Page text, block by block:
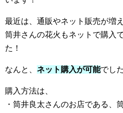
最近は、通販やネット販売が増
筒井さんの花火もネットで購入
た！
なんと、 ネット購入が可能でし
購入方法は、
・筒井良太さんのお店である、